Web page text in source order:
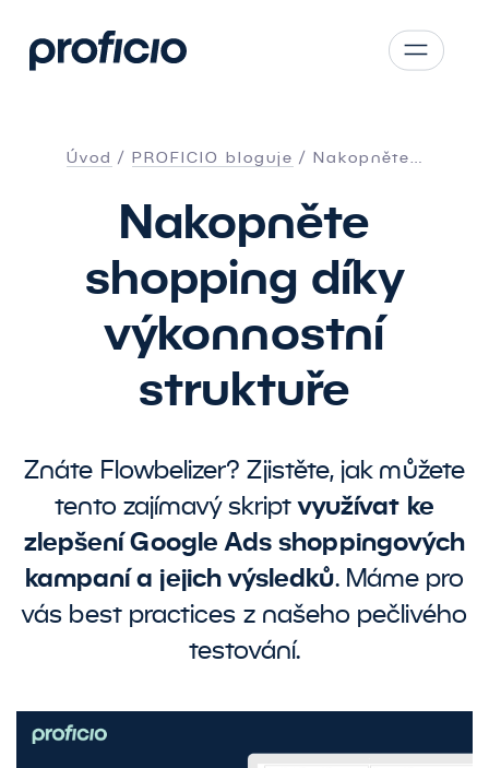
AT
Úvod PROFICIO bloguje Nakopněte…
Nakopněte
shopping díky
výkonnostní
struktuře
Znáte Flowbelizer? Zjistěte, jak můžete
tento zajímavý skriptvyužívat ke
zlepšení Google Ads shoppingových
kampaní a jejich výsledků. Máme pro
vás best practices z našeho pečlivého
testování.